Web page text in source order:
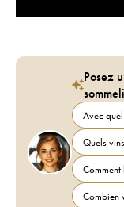
Posez
Avec
Quels
Comment
Combien